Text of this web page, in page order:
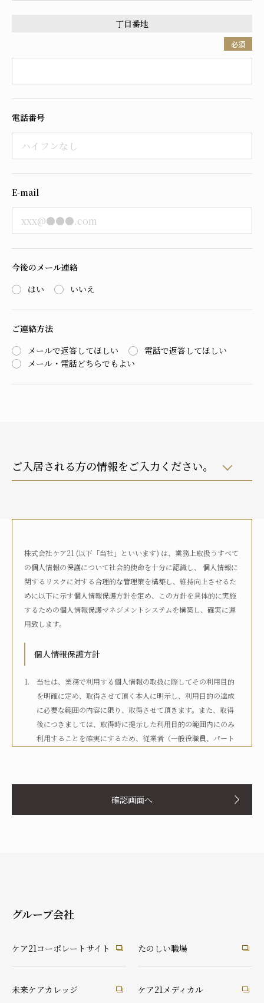
丁目番地
必須
電話番号
E-mail
今後のメール連絡
はい
いいえ
ご連絡方法
メールで返答してほしい
電話で返答してほしい
メール・電話どちらでもよい
ご入居される方の情報をご入力ください。
自宅におり、介護サービスは利用していない
いる
何らかの高齢者向け施設に入居している
病院に入院している
その他
介護度
自立
要支援1
要介護2
要介護3
介護認定
認定済み
申請中 区分変更中 不明
実の父
実の母 義理の父
知人・友人
ケアマネ・介護・医療関係者
株式会社ケア21 (以下「当社」といいます) は、業務上取扱うすべて
の個人情報の保護について社会的使命を十分に認識し、 個人情報に
関するリスクに対する合理的な管理策を構築し、維持向上させるた
めに以下に示す個人情報保護方針を定め、この方針を具体的に実施
するための個人情報保護マネジメントシステムを構築し、確実に運
用致します。
個人情報保護方針
当社は、業務で利用する個人情報の取扱に際してその利用目的
を明確に定め、取得させて頂く本人に明示し、利用目的の達成
に必要な範囲の内容に限り、取得させて頂きます。また、取得
後につきましては、取得時に提示した利用目的の範囲内にのみ
利用することを確実にするため、従業者（一般役職員、パート
当社は、個人情報の取扱いに関して、法令、国が定める指針そ
の他の規範等を遵守した取得やその利用に努めてまいります。
消去等の権利を有していることを認識し、本人からのこれらの
要求に対しては、遅滞なく対応してまいります。
き、本人に同意なく個人情報を第三者に提供することはありま
せん。
当社は、個人情報の取扱いに関して、顧客等からの相談や苦情
確認画面へ
グループ会社
ケア21コーポレートサイト たのしい職場
未来ケアカレッジ ケア21メディカル